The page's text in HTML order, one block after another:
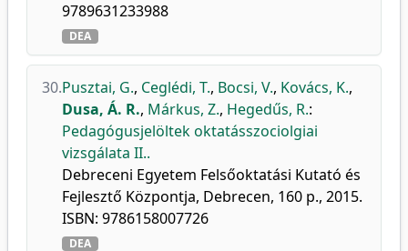
9789631233988
DEA
30.Pusztai, G., Ceglédi, T., Bocsi, V., Kovács, K.,
Dusa, Á. R., Márkus, Z., Hegedűs, R.:
Pedagógusjelöltek oktatásszociolgiai
vizsgálata II..
Debreceni Egyetem Felsőoktatási Kutató és
Fejlesztő Központja, Debrecen, 160 p., 2015.
ISBN: 9786158007726
DEA